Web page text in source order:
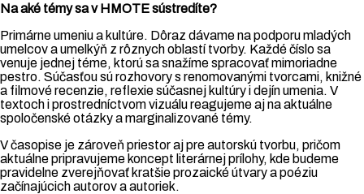
Na aké témy sa v HMOTE sústredíte?
Primárne umeniu a kultúre. Dôraz dávame na podporu mladých
umelcov a umelkýň z rôznych oblastí tvorby. Každé číslo sa
venuje jednej téme, ktorú sa snažíme spracovať mimoriadne
pestro. Súčasťou sú rozhovory s renomovanými tvorcami, knižné
a filmové recenzie, reflexie súčasnej kultúry i dejín umenia. V
textoch i prostredníctvom vizuálu reagujeme aj na aktuálne
spoločenské otázky a marginalizované témy.
V časopise je zároveň priestor aj pre autorskú tvorbu, pričom
aktuálne pripravujeme koncept literárnej prílohy, kde budeme
pravidelne zverejňovať kratšie prozaické útvary a poéziu
začínajúcich autorov a autoriek.